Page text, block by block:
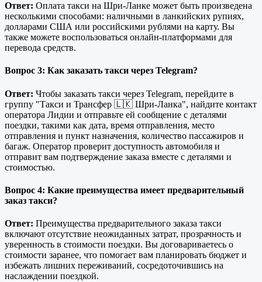
Ответ: Оплата такси на Шри-Ланке может быть произведена
несколькими способами: наличными в ланкийских рупиях,
долларами США или российскими рублями на карту. Вы
также можете воспользоваться онлайн-платформами для
перевода средств.
Вопрос 3: Как заказать такси через Telegram?
Ответ: Чтобы заказать такси через Telegram, перейдите в
группу "Такси и Трансфер 🇱🇰 Шри-Ланка", найдите контакт
оператора Лидии и отправьте ей сообщение с деталями
поездки, такими как дата, время отправления, место
отправления и пункт назначения, количество пассажиров и
багаж. Оператор проверит доступность автомобиля и
отправит вам подтверждение заказа вместе с деталями и
стоимостью.
Вопрос 4: Какие преимущества имеет предварительный
заказ такси?
Ответ: Преимущества предварительного заказа такси
включают отсутствие неожиданных затрат, прозрачность и
уверенность в стоимости поездки. Вы договариваетесь о
стоимости заранее, что помогает вам планировать бюджет и
избежать лишних переживаний, сосредоточившись на
наслаждении поездкой.